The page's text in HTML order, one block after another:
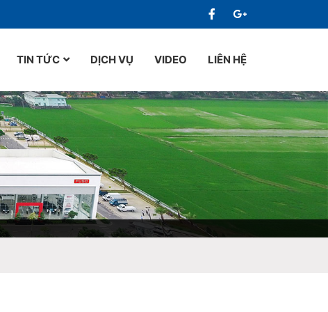
TIN TỨC DỊCH VỤ VIDEO LIÊN HỆ